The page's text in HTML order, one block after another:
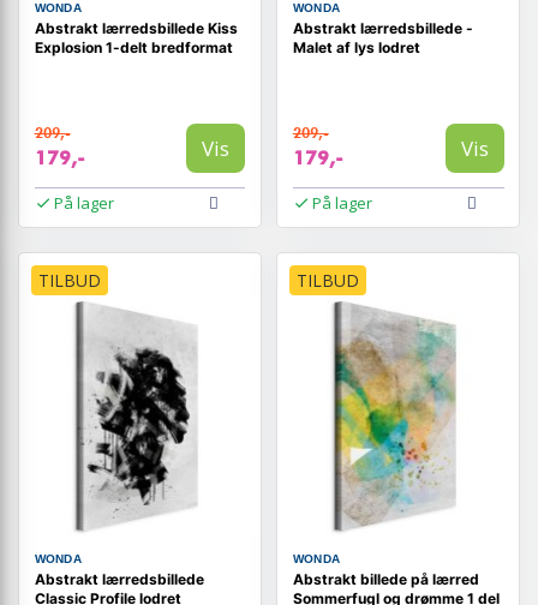
WONDA
Abstrakt lærredsbillede Kiss
Explosion 1-delt bredformat
209,-
179,- Vis
På lager
WONDA
Abstrakt lærredsbillede -
Malet af lys lodret
209,-
179,- Vis
På lager
TILBUD
WONDA
Abstrakt lærredsbillede
Classic Profile lodret
TILBUD
WONDA
Abstrakt billede på lærred
Sommerfugl og drømme 1 del